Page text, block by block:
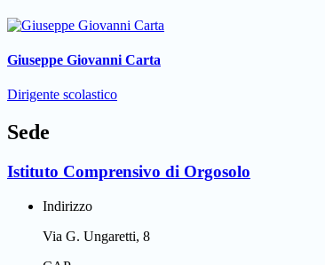
Giuseppe Giovanni Carta
Dirigente scolastico
Sede
Istituto Comprensivo di Orgosolo
Indirizzo
Via G. Ungaretti, 8